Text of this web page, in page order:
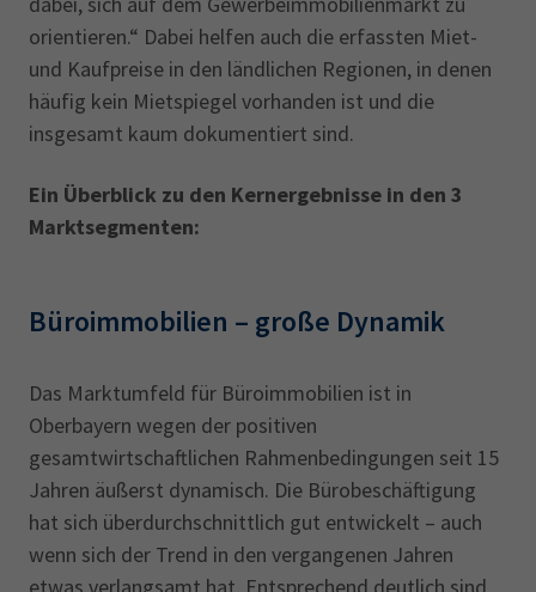
orientieren.“ Dabei helfen auch die erfassten Miet-
und Kaufpreise in den ländlichen Regionen, in denen
häufig kein Mietspiegel vorhanden ist und die
insgesamt kaum dokumentiert sind.
Ein Überblick zu den Kernergebnisse in den 3
Marktsegmenten:
Büroimmobilien – große Dynamik
Das Marktumfeld für Büroimmobilien ist in
Oberbayern wegen der positiven
gesamtwirtschaftlichen Rahmenbedingungen seit 15
Jahren äußerst dynamisch. Die Bürobeschäftigung
hat sich überdurchschnittlich gut entwickelt – auch
wenn sich der Trend in den vergangenen Jahren